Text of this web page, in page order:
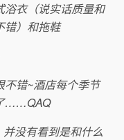
浴衣（说实话质量和
错）和拖鞋
不错~酒店每个季节
……QAQ
没有看到是和什么